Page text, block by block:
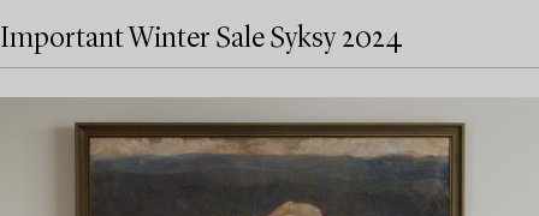
Important Winter Sale Syksy 2024